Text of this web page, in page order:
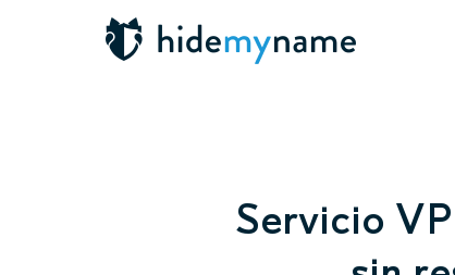
Servicio